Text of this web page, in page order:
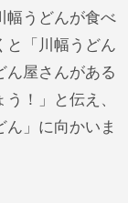
幅うどんが食べ
と「川幅うどん
ん屋さんがある
！」と伝え、
」に向かいま